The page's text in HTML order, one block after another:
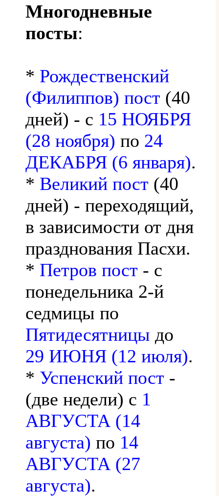
Многодневные
посты:
* Рождественский
(Филиппов) пост (40
дней) - с 15 НОЯБРЯ
(28 ноября) по 24
ДЕКАБРЯ (6 января).
* Великий пост (40
дней) - переходящий,
в зависимости от дня
празднования Пасхи.
* Петров пост - с
понедельника 2-й
седмицы по
Пятидесятницы до
29 ИЮНЯ (12 июля).
* Успенский пост -
(две недели) с 1
АВГУСТА (14
августа) по 14
АВГУСТА (27
августа).